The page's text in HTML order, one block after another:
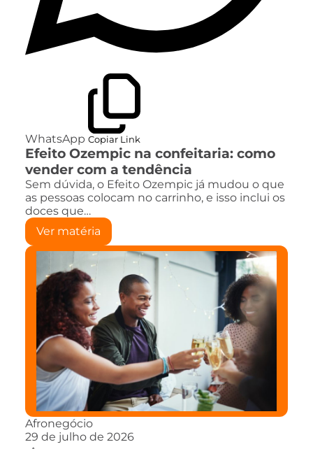
WhatsApp Copiar Link
Efeito Ozempic na confeitaria: como
vender com a tendência
Sem dúvida, o Efeito Ozempic já mudou o que
as pessoas colocam no carrinho, e isso inclui os
doces que…
Ver matéria
Afronegócio
29 de julho de 2026